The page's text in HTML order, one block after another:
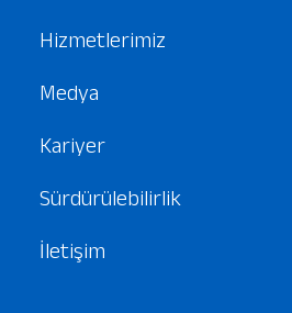
Hizmetlerimiz
Medya
Kariyer
Sürdürülebilirlik
İletişim